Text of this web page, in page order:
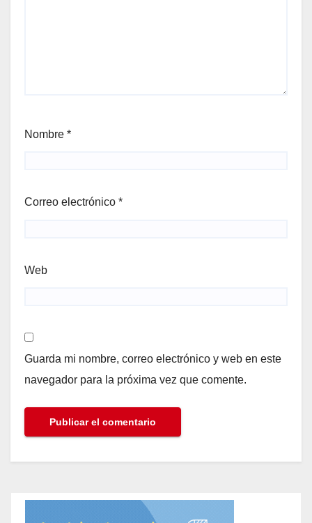
Nombre *
Correo electrónico *
Web
Guarda mi nombre, correo electrónico y web en este
navegador para la próxima vez que comente.